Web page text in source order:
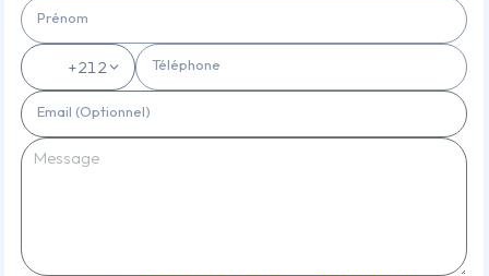
Prénom
+212 Téléphone
Email (Optionnel)